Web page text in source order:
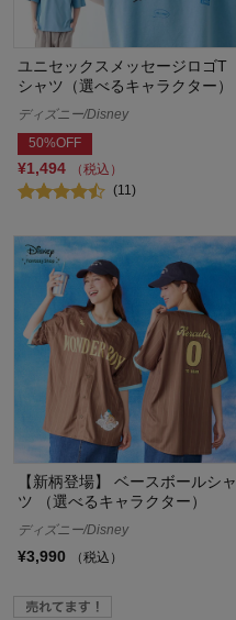
ユニセックスメッセージロゴT
シャツ（選べるキャラクター）
ディズニー/Disney
50%OFF
¥1,494
（税込）
(11)
【新柄登場】 ベースボールシャ
ツ （選べるキャラクター）
ディズニー/Disney
¥3,990 （税込）